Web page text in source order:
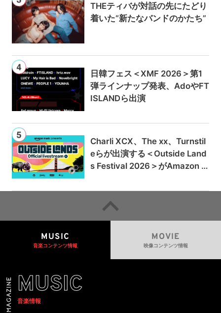
THEティバが対話の先にたどり
着いた“新たなバンドのかたち”
日韓フェス＜XMF 2026＞第1
弾ラインナップ発表、AdoやFT
ISLANDら出演
Charli XCX、The xx、Turnstil
eらが出演する＜Outside Land
s Festival 2026＞がAmazon M
ブ配信
MUSIC
音楽コンテンツ情報
MOVIE
映像コンテンツ情報
MUSIC
音楽情報